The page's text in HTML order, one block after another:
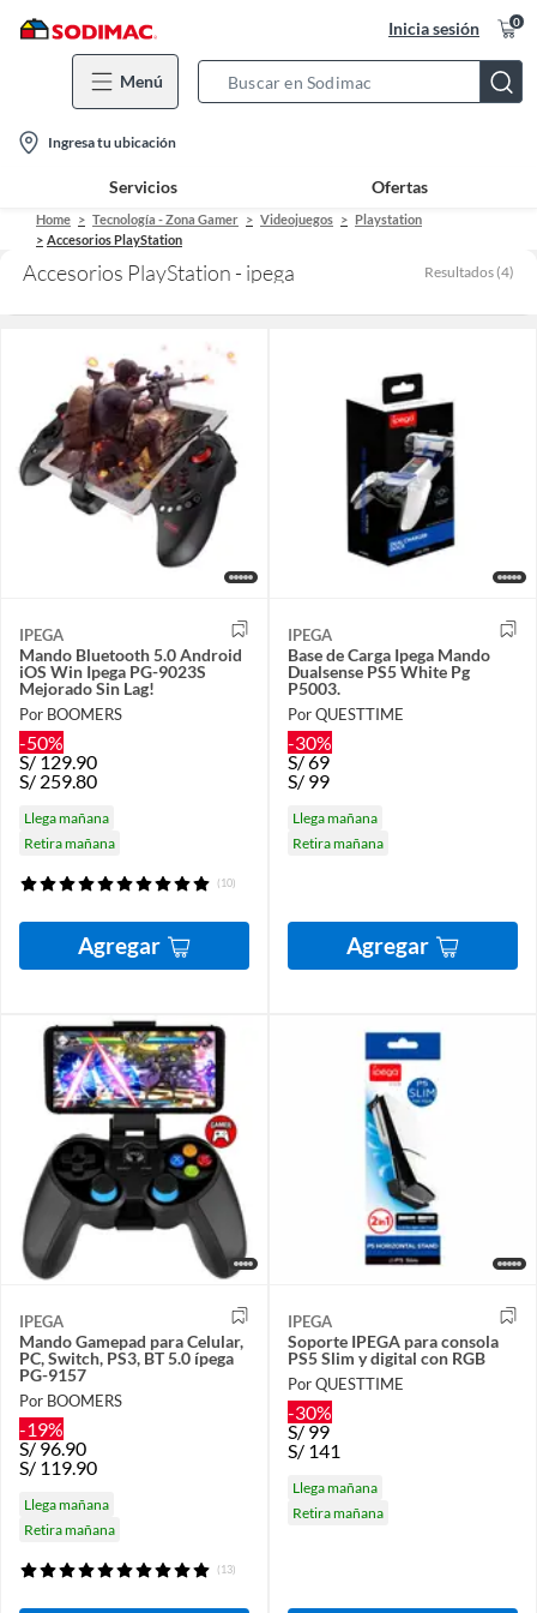
Inicia sesión 0
Menú
Bar
location-
icon
Ingresa tu ubicación
Servicios Ofertas
Home Tecnología - Zona Gamer Videojuegos
Playstation
Accesorios PlayStation
Accesorios PlayStation - ipega Resultados (4)
IPEGA
Mando Bluetooth 5.0 Android
iOS Win Ipega PG-9023S
Mejorado Sin Lag!
Por BOOMERS
-50%
S/ 129.90
S/ 259.80
Llega mañana
Retira mañana
(10)
Agregar
IPEGA
Base de Carga Ipega Mando
Dualsense PS5 White Pg
P5003.
Por QUESTTIME
-30%
S/69
S/ 99
Llega mañana
Retira mañana
Agregar
IPEGA
Mando Gamepad para Celular,
PC, Switch, PS3, BT 5.0 ípega
PG-9157
Por BOOMERS
-19%
S/ 96.90
S/ 119.90
Llega mañana
Retira mañana
(13)
IPEGA
Soporte IPEGA para consola
PS5 Slim y digital con RGB
Por QUESTTIME
-30%
S/ 99
S/ 141
Llega mañana
Retira mañana